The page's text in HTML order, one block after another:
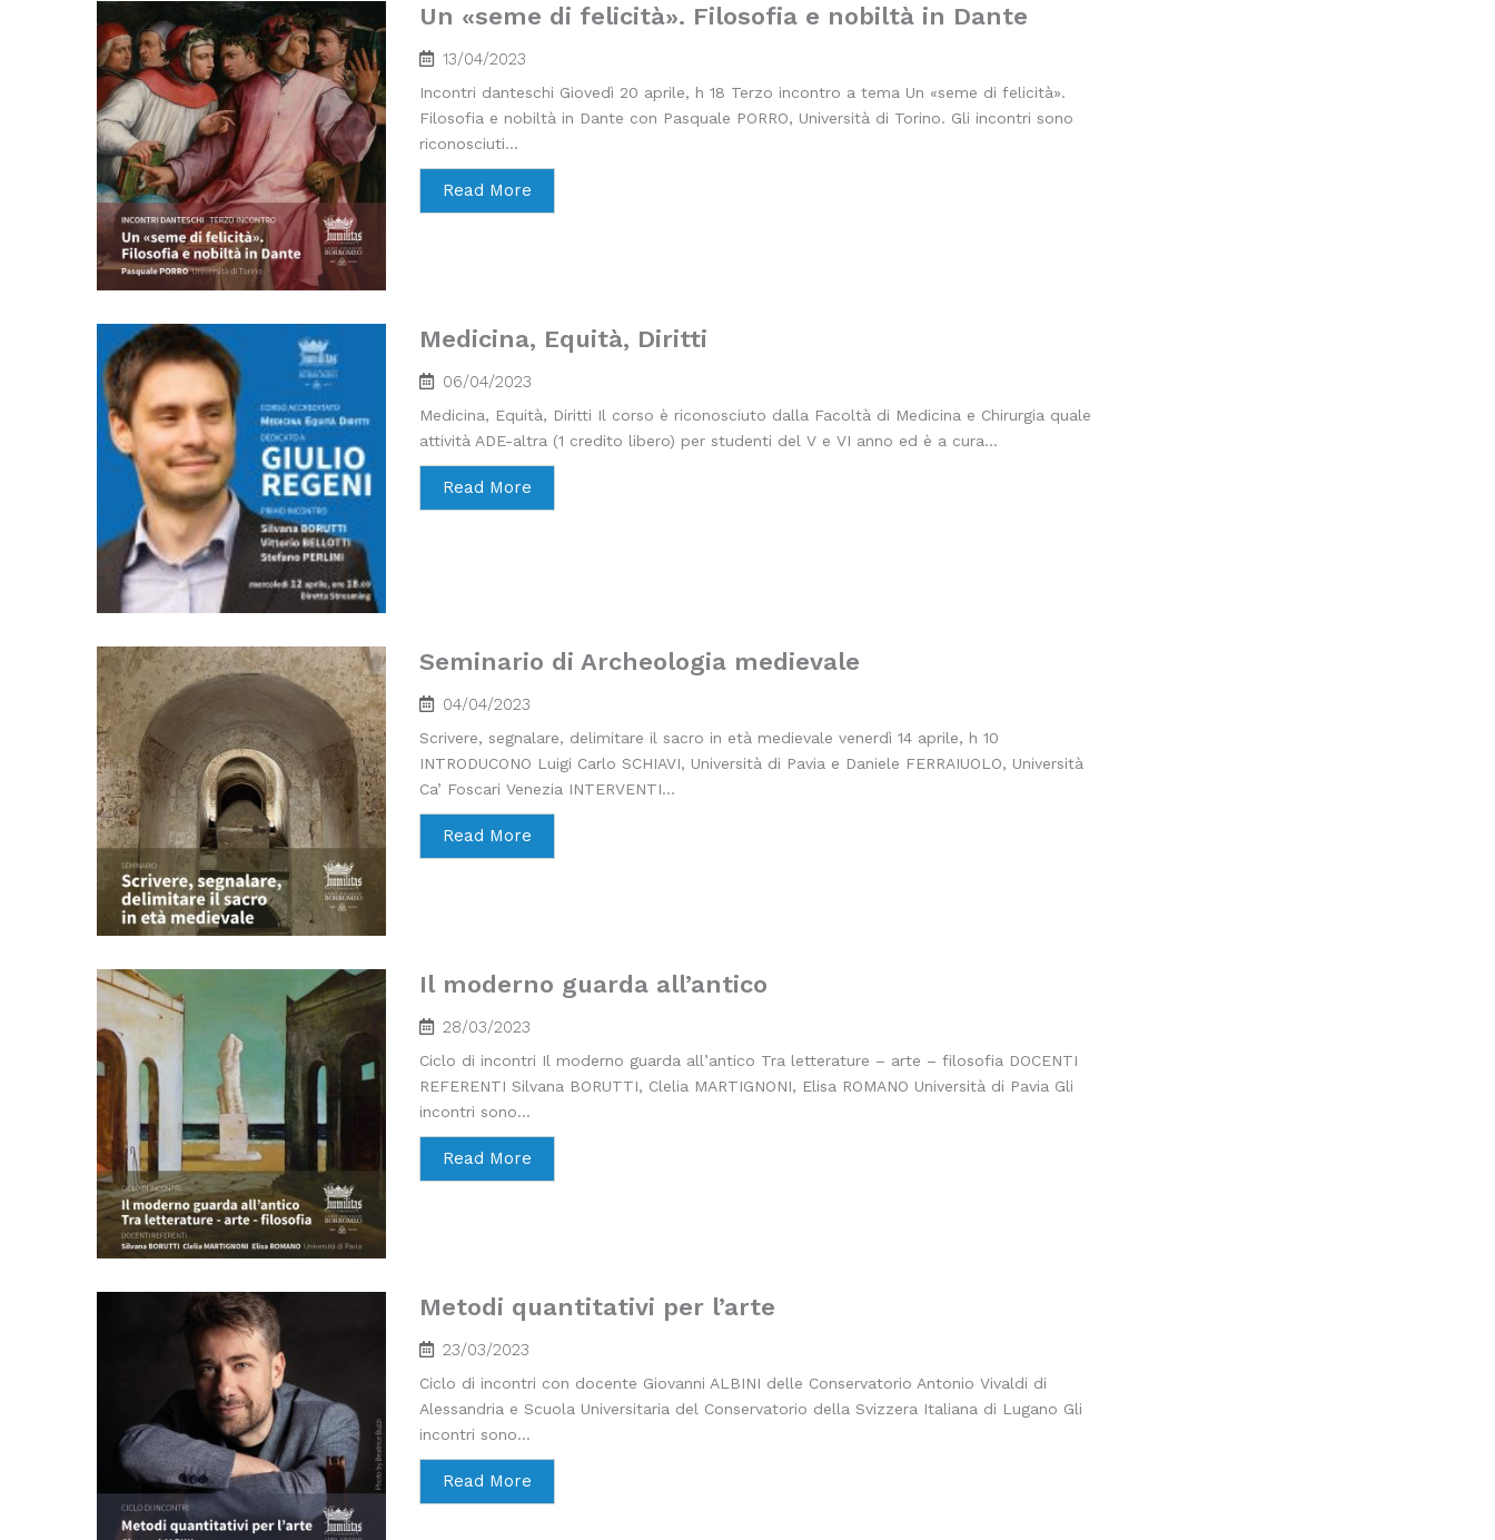
Un «seme di felicità». Filosofia e nobiltà in Dante
13/04/2023
Incontri danteschi Giovedì 20 aprile, h 18 Terzo incontro a tema Un «seme di felicità».
Filosofia e nobiltà in Dante con Pasquale PORRO, Università di Torino. Gli incontri sono
riconosciuti...
Read More
Medicina, Equità, Diritti
06/04/2023
Medicina, Equità, Diritti Il corso è riconosciuto dalla Facoltà di Medicina e Chirurgia quale
attività ADE-altra (1 credito libero) per studenti del V e VI anno ed è a cura...
Read More
Seminario di Archeologia medievale
04/04/2023
Scrivere, segnalare, delimitare il sacro in età medievale venerdì 14 aprile, h 10
INTRODUCONO Luigi Carlo SCHIAVI, Università di Pavia e Daniele FERRAIUOLO, Università
Ca’ Foscari Venezia INTERVENTI...
Read More
Il moderno guarda all’antico
28/03/2023
Ciclo di incontri Il moderno guarda all’antico Tra letterature – arte – filosofia DOCENTI
REFERENTI Silvana BORUTTI, Clelia MARTIGNONI, Elisa ROMANO Università di Pavia Gli
incontri sono...
Read More
Metodi quantitativi per l’arte
23/03/2023
Ciclo di incontri con docente Giovanni ALBINI delle Conservatorio Antonio Vivaldi di
Alessandria e Scuola Universitaria del Conservatorio della Svizzera Italiana di Lugano Gli
incontri sono...
Read More